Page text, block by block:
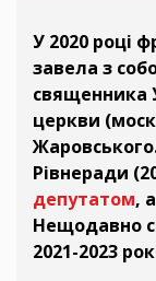
У 2020 році
завела з
священника
церкви
Рівнеради
депутатом,
Нещодавно
2021-2023